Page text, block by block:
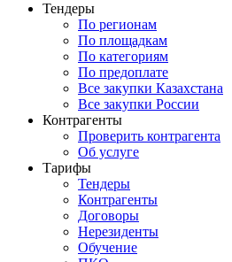
Тендеры
По регионам
По площадкам
По категориям
По предоплате
Все закупки Казахстана
Все закупки России
Контрагенты
Проверить контрагента
Об услуге
Тарифы
Тендеры
Контрагенты
Договоры
Нерезиденты
Обучение